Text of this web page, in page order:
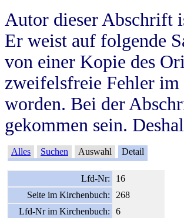
Autor dieser Abschrift
Er weist auf folgende
von einer Kopie des
zweifelsfreie Fehler
worden. Bei der
gekommen sein.
Alles Suchen Auswahl Detail
Lfd-Nr:
16
Seite im Kirchenbuch:
268
Lfd-Nr im Kirchenbuch:
6